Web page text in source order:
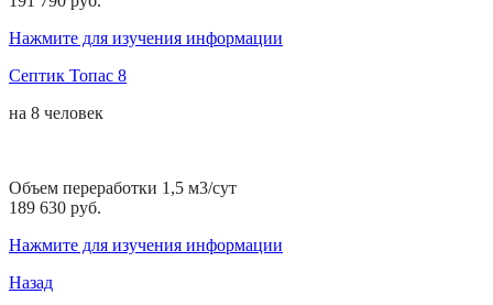
Нажмите для изучения информации
Септик Топас 8
на 8 человек
Объем переработки 1,5 м3/сут
189 630 руб.
Нажмите для изучения информации
Назад